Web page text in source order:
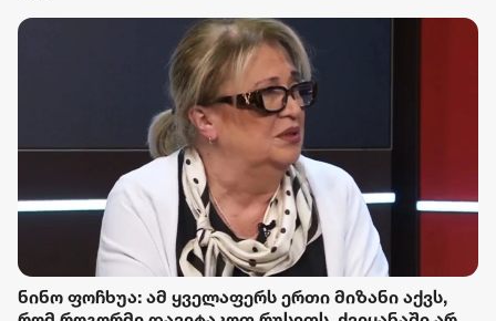
რისთვისაც, ომის გარდა სხვა ბერკეტებსაც
ნინო ფოჩხუა: ამ ყველაფერს ერთი მიზანი აქვს,